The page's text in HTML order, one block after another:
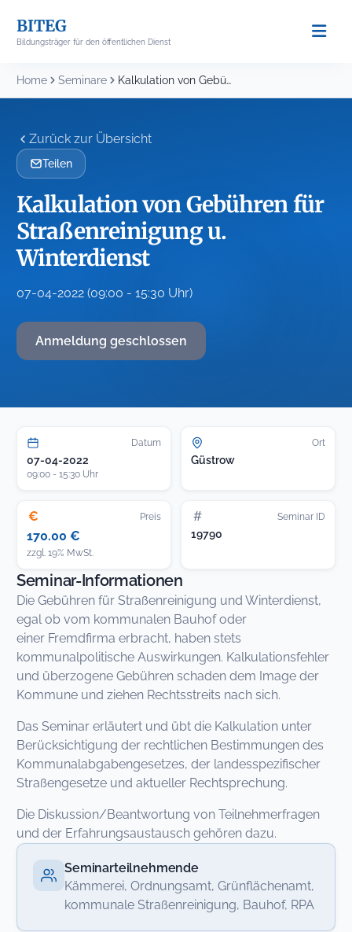
content
BITEG
Bildungsträger für den öffentlichen Dienst
Home Seminare Kalkulation von Gebühren für Straßenreinigung u. Winterdienst
Zurück zur Übersicht
Teilen
Kalkulation von Gebühren für
Straßenreinigung u.
Winterdienst
07-04-2022 (09:00 - 15:30 Uhr)
Anmeldung geschlossen
Datum
07-04-2022
09:00 - 15:30 Uhr
Ort
Güstrow
€ Preis
170.00 €
zzgl. 19% MwSt.
# Seminar ID
19790
Seminar-Informationen
Die Gebühren für Straßenreinigung und Winterdienst,
egal ob vom kommunalen Bauhof oder
einer Fremdfirma erbracht, haben stets
kommunalpolitische Auswirkungen. Kalkulationsfehler
und überzogene Gebühren schaden dem Image der
Kommune und ziehen Rechtsstreits nach sich.
Das Seminar erläutert und übt die Kalkulation unter
Berücksichtigung der rechtlichen Bestimmungen des
Kommunalabgabengesetzes, der landesspezifischer
Straßengesetze und aktueller Rechtsprechung.
Die Diskussion/Beantwortung von Teilnehmerfragen
und der Erfahrungsaustausch gehören dazu.
Seminarteilnehmende
Kämmerei, Ordnungsamt, Grünflächenamt,
kommunale Straßenreinigung, Bauhof, RPA